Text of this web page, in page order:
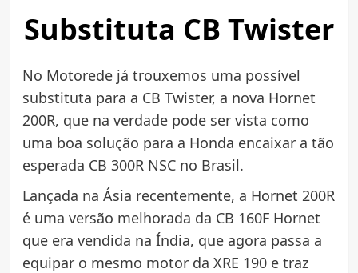
Substituta CB Twister
No Motorede já trouxemos uma possível
substituta para a CB Twister, a nova Hornet
200R, que na verdade pode ser vista como
uma boa solução para a Honda encaixar a tão
esperada CB 300R NSC no Brasil.
Lançada na Ásia recentemente, a Hornet 200R
é uma versão melhorada da CB 160F Hornet
que era vendida na Índia, que agora passa a
equipar o mesmo motor da XRE 190 e traz